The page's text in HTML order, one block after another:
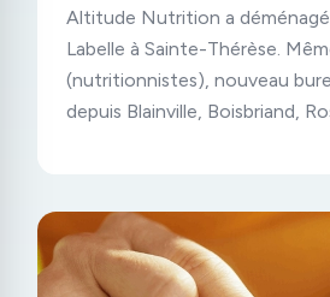
Altitude Nutrition a
Labelle à Sainte-Thérèse.
(nutritionnistes), nouveau
depuis Blainville, Boisbriand,